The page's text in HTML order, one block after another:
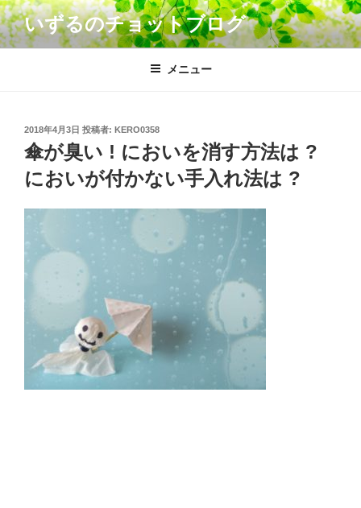
コ
ン
テ
いずるのチョットブログ
メニュー
投
稿
日:
2018年4月3日 投稿者: KERO0358
傘が臭い ! においを消す方法は ?
においが付かない手入れ法は ?